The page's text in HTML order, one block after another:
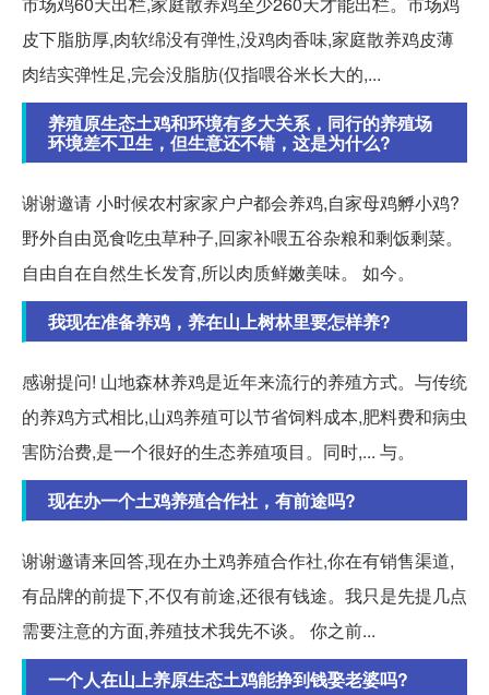
皮下脂肪厚,肉软绵没有弹性,没鸡肉香味,家庭散养鸡皮薄
肉结实弹性足,完会没脂肪(仅指喂谷米长大的,...
养殖原生态土鸡和环境有多大关系，同行的养殖场
环境差不卫生，但生意还不错，这是为什么?
谢谢邀请 小时候农村家家户户都会养鸡,自家母鸡孵小鸡?
野外自由觅食吃虫草种子,回家补喂五谷杂粮和剩饭剩菜。
自由自在自然生长发育,所以肉质鲜嫩美味。 如今。
我现在准备养鸡，养在山上树林里要怎样养?
感谢提问! 山地森林养鸡是近年来流行的养殖方式。与传统
的养鸡方式相比,山鸡养殖可以节省饲料成本,肥料费和病虫
害防治费,是一个很好的生态养殖项目。同时,... 与。
现在办一个土鸡养殖合作社，有前途吗?
谢谢邀请来回答,现在办土鸡养殖合作社,你在有销售渠道,
有品牌的前提下,不仅有前途,还很有钱途。我只是先提几点
需要注意的方面,养殖技术我先不谈。 你之前...
一个人在山上养原生态土鸡能挣到钱娶老婆吗?